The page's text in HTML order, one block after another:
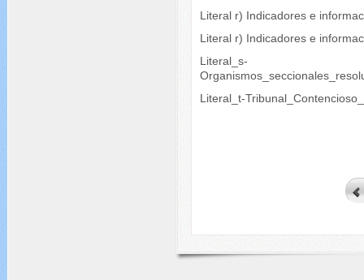
Literal r) Indicadores e
Literal r) Indicadores e
Literal_s-
Literal_t-